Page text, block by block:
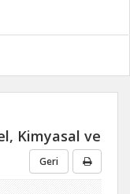
Kimyasal ve
Geri